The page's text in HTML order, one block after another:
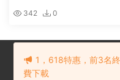
342 0
1，618特惠，前3名
費下載